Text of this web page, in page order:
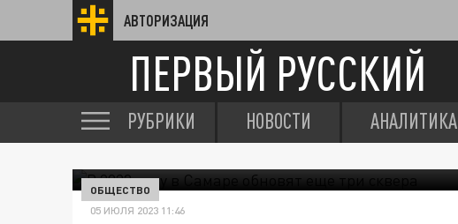
АВТОРИЗАЦИЯ
ПЕРВЫЙ РУССКИЙ
РУБРИКИ НОВОСТИ АНАЛИТИКА
ОБЩЕСТВО
05 ИЮЛЯ 2023 11:46